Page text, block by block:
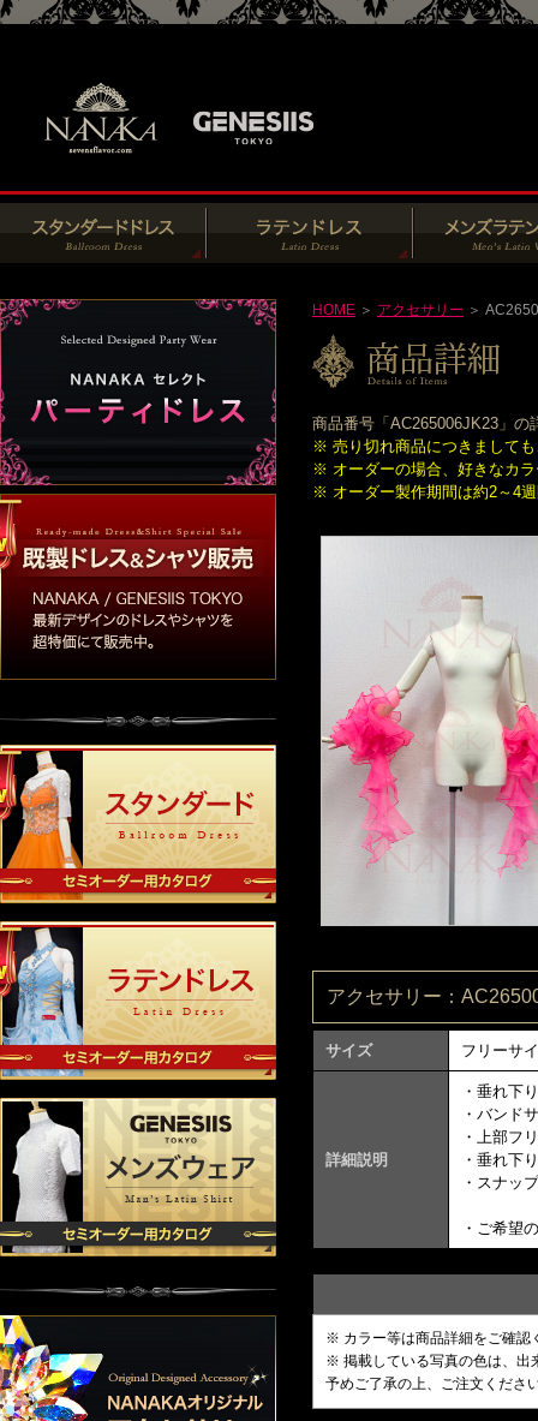
HOME ＞ アクセサリー ＞
商品番号「AC265006JK23」
※ 売り切れ商品につきまして
※ オーダーの場合、好きなカ
※ オーダー製作期間は約2～4
アクセサリー：
サイズ フリーサ
詳細説明
・垂れ下
・バンド
・上部フ
・垂れ下
・スナッ
・ご希望
※ カラー等は商品詳細をご確認
※ 掲載している写真の色は、出
予めご了承の上、ご注文くださ